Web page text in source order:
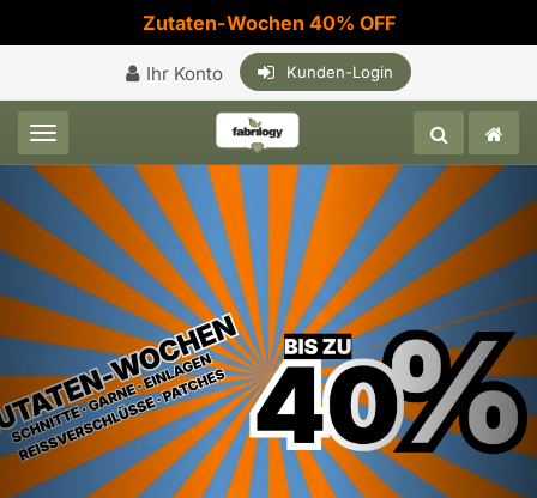
Zutaten-Wochen 40% OFF
Ihr Konto Kunden-Login
Toggle navigation